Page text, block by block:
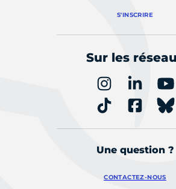
S'INSCRIRE
Sur les
Une question ?
CONTACTEZ-NOUS